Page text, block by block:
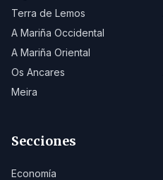
Terra de Lemos
A Mariña Occidental
A Mariña Oriental
Os Ancares
Meira
Secciones
Economía